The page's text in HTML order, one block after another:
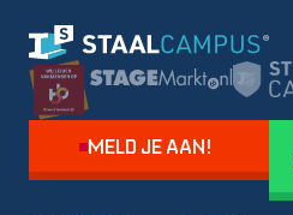
MELD JE AAN!